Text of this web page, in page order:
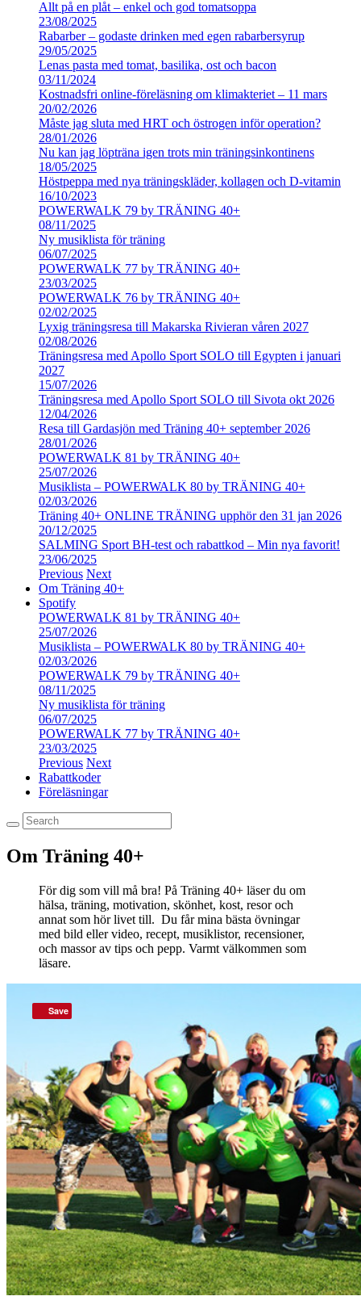
Allt på en plåt – enkel och god tomatsoppa
23/08/2025
Rabarber – godaste drinken med egen rabarbersyrup
29/05/2025
Lenas pasta med tomat, basilika, ost och bacon
03/11/2024
Kostnadsfri online-föreläsning om klimakteriet – 11 mars
20/02/2026
Måste jag sluta med HRT och östrogen inför operation?
28/01/2026
Nu kan jag löpträna igen trots min träningsinkontinens
18/05/2025
Höstpeppa med nya träningskläder, kollagen och D-vitamin
16/10/2023
POWERWALK 79 by TRÄNING 40+
08/11/2025
Ny musiklista för träning
06/07/2025
POWERWALK 77 by TRÄNING 40+
23/03/2025
POWERWALK 76 by TRÄNING 40+
02/02/2025
Lyxig träningsresa till Makarska Rivieran våren 2027
02/08/2026
Träningsresa med Apollo Sport SOLO till Egypten i januari
2027
15/07/2026
Träningsresa med Apollo Sport SOLO till Sivota okt 2026
12/04/2026
Resa till Gardasjön med Träning 40+ september 2026
28/01/2026
POWERWALK 81 by TRÄNING 40+
25/07/2026
Musiklista – POWERWALK 80 by TRÄNING 40+
02/03/2026
Träning 40+ ONLINE TRÄNING upphör den 31 jan 2026
20/12/2025
SALMING Sport BH-test och rabattkod – Min nya favorit!
23/06/2025
Previous Next
Om Träning 40+
Spotify
POWERWALK 81 by TRÄNING 40+
25/07/2026
Musiklista – POWERWALK 80 by TRÄNING 40+
02/03/2026
POWERWALK 79 by TRÄNING 40+
08/11/2025
Ny musiklista för träning
06/07/2025
POWERWALK 77 by TRÄNING 40+
23/03/2025
Previous Next
Rabattkoder
Föreläsningar
Om Träning 40+
För dig som vill må bra! På Träning 40+ läser du om
hälsa, träning, motivation, skönhet, kost, resor och
annat som hör livet till. Du får mina bästa övningar
med bild eller video, recept, musiklistor, recensioner,
och massor av tips och pepp. Varmt välkommen som
läsare.
Save